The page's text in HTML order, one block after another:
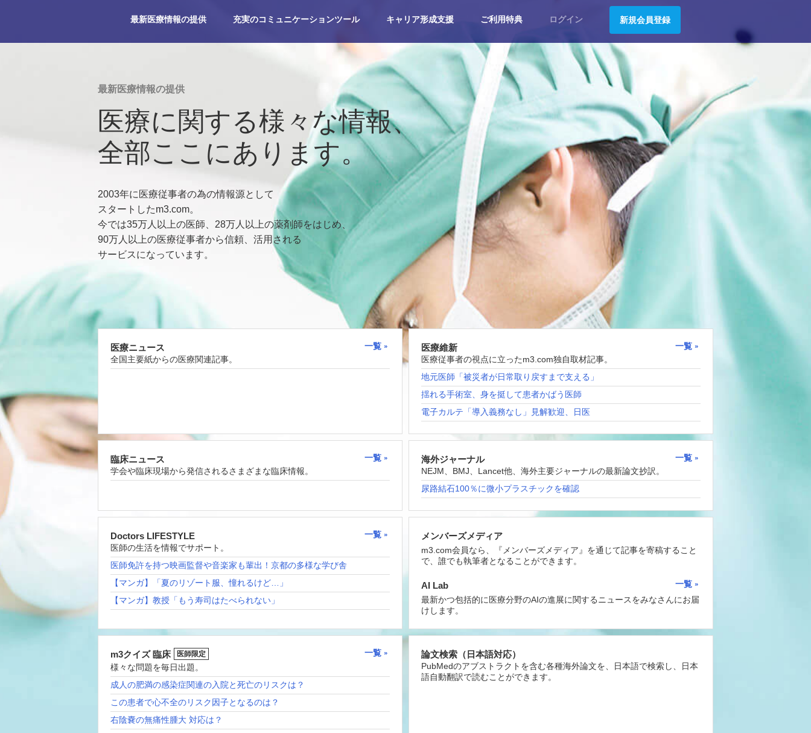
最新医療情報の提供 充実のコミュニケーションツール キャリア形成支援 ご利用特典 ログイン 新規会員登録
最新医療情報の提供
医療に関する様々な情報、
全部ここにあります。
2003年に医療従事者の為の情報源として
スタートしたm3.com。
今では35万人以上の医師、28万人以上の薬剤師をはじめ、
90万人以上の医療従事者から信頼、活用される
サービスになっています。
医療ニュース
一覧
全国主要紙からの医療関連記事。
医療維新
一覧
医療従事者の視点に立ったm3.com独自取材記事。
地元医師「被災者が日常取り戻すまで支える」
揺れる手術室、身を挺して患者かばう医師
電子カルテ「導入義務なし」見解歓迎、日医
臨床ニュース
一覧
学会や臨床現場から発信されるさまざまな臨床情報。
海外ジャーナル
一覧
NEJM、BMJ、Lancet他、海外主要ジャーナルの最新論文抄訳。
尿路結石100％に微小プラスチックを確認
Doctors LIFESTYLE
一覧
医師の生活を情報でサポート。
医師免許を持つ映画監督や音楽家も輩出！京都の多様な学び舎
【マンガ】「夏のリゾート服、憧れるけど…」
【マンガ】教授「もう寿司はたべられない」
メンバーズメディア
m3.com会員なら、『メンバーズメディア』を通じて記事を寄稿すること
で、誰でも執筆者となることができます。
AI Lab
一覧
最新かつ包括的に医療分野のAIの進展に関するニュースをみなさんにお届
けします。
m3クイズ 臨床 医師限定
一覧
様々な問題を毎日出題。
成人の肥満の感染症関連の入院と死亡のリスクは？
この患者で心不全のリスク因子となるのは？
右陰嚢の無痛性腫大 対応は？
論文検索（日本語対応）
PubMedのアブストラクトを含む各種海外論文を、日本語で検索し、日本
語自動翻訳で読むことができます。